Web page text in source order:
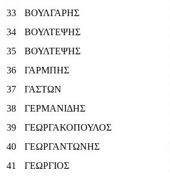
33
ΒΟΥΛΓΑΡΗΣ
34
ΒΟΥΛΤΕΨΗΣ
35
ΒΟΥΛΤΕΨΗΣ
36
ΓΑΡΜΠΗΣ
37
ΓΑΣΤΩΝ
38
ΓΕΡΜΑΝΙΔΗΣ
39
ΓΕΩΡΓΑΚΟΠΟΥΛΟΣ
40
ΓΕΩΡΓΑΝΤΩΝΗΣ
41
ΓΕΩΡΓΙΟΣ